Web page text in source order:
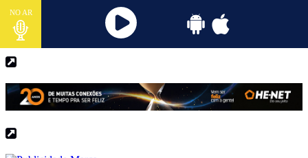
NO AR